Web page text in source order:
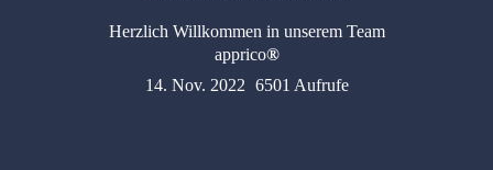
Herzlich Willkommen in unserem Team
apprico®
14. Nov. 2022 6501 Aufrufe